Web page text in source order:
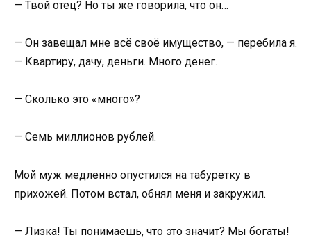
— Твой отец? Но ты же говорила, что он…
— Он завещал мне всё своё имущество, — перебила я.
— Квартиру, дачу, деньги. Много денег.
— Сколько это «много»?
— Семь миллионов рублей.
Мой муж медленно опустился на табуретку в
прихожей. Потом встал, обнял меня и закружил.
— Лизка! Ты понимаешь, что это значит? Мы богаты!